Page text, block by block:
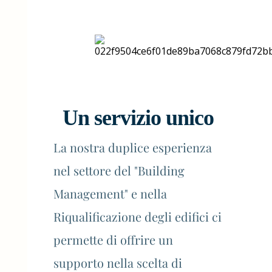
Un servizio unico
La nostra duplice esperienza
nel settore del "Building
Management" e nella
Riqualificazione degli edifici ci
permette di offrire un
supporto nella scelta di